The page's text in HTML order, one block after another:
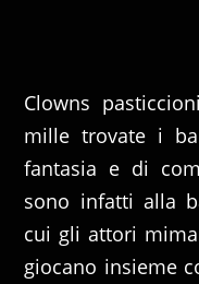
Clowns
mille trovate i
fantasia e di
sono infatti alla
cui gli attori
giocano insieme